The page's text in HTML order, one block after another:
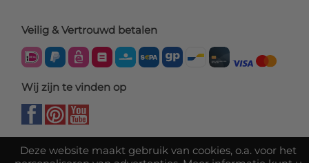
Deze website maakt gebruik van cookies, o.a. voor het
Veilig & Vertrouwd betalen
Wij zijn te vinden op